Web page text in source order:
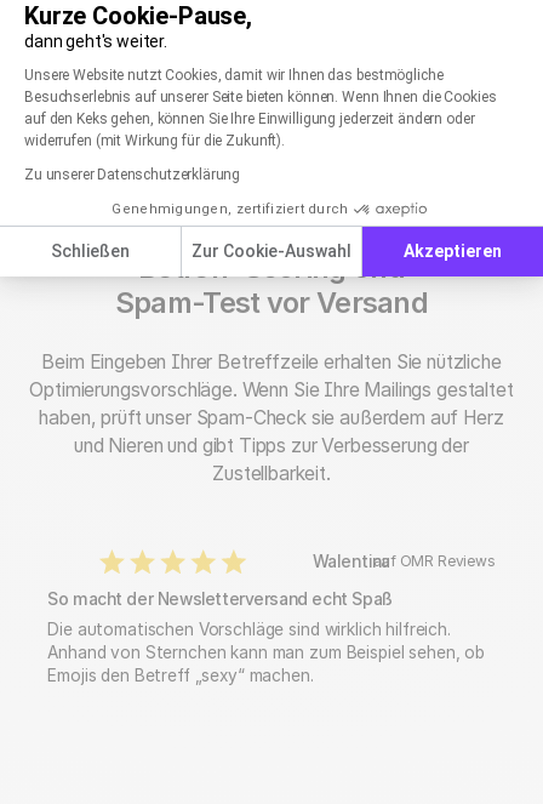
Kurze Cookie-Pause,
dann geht's weiter.
Einwilligungsmanagementplattform: Passen
Unsere Website nutzt Cookies, damit wir Ihnen das bestmögliche
Besuchserlebnis auf unserer Seite bieten können. Wenn Ihnen die Cookies
auf den Keks gehen, können Sie Ihre Einwilligung jederzeit ändern oder
widerrufen (mit Wirkung für die Zukunft).
Zu unserer Datenschutzerklärung
Genehmigungen, zertifiziert durch
Schließen Zur Cookie-Auswahl Akzeptieren
Axeptio consent
Betreff-Scoring und
Spam-Test vor Versand
Beim Eingeben Ihrer Betreffzeile erhalten Sie nützliche
Optimierungsvorschläge. Wenn Sie Ihre Mailings gestaltet
haben, prüft unser Spam-Check sie außerdem auf Herz
und Nieren und gibt Tipps zur Verbesserung der
Zustellbarkeit.
Walentinaauf OMR Reviews
So macht der Newsletterversand echt Spaß
Die automatischen Vorschläge sind wirklich hilfreich.
Anhand von Sternchen kann man zum Beispiel sehen, ob
Emojis den Betreff „sexy“ machen.